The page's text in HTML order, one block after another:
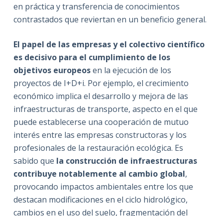
en práctica y transferencia de conocimientos
contrastados que reviertan en un beneficio general.
El papel de las empresas y el colectivo científico
es decisivo para el cumplimiento de los
objetivos europeosen la ejecución de los
proyectos de I+D+i. Por ejemplo, el crecimiento
económico implica el desarrollo y mejora de las
infraestructuras de transporte, aspecto en el que
puede establecerse una cooperación de mutuo
interés entre las empresas constructoras y los
profesionales de la restauración ecológica. Es
sabido que la construcción de infraestructuras
contribuye notablemente al cambio global,
provocando impactos ambientales entre los que
destacan modificaciones en el ciclo hidrológico,
cambios en el uso del suelo, fragmentación del